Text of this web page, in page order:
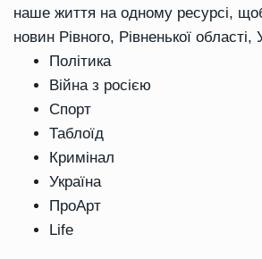
наше життя на одному ресурсі,
новин Рівного, Рівненької області,
Політика
Війна з росією
Спорт
Таблоїд
Кримінал
Україна
ПроАрт
Life